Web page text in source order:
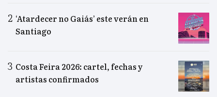
‘Atardecer no Gaiás’ este verán en
Santiago
Costa Feira 2026: cartel, fechas y
artistas confirmados